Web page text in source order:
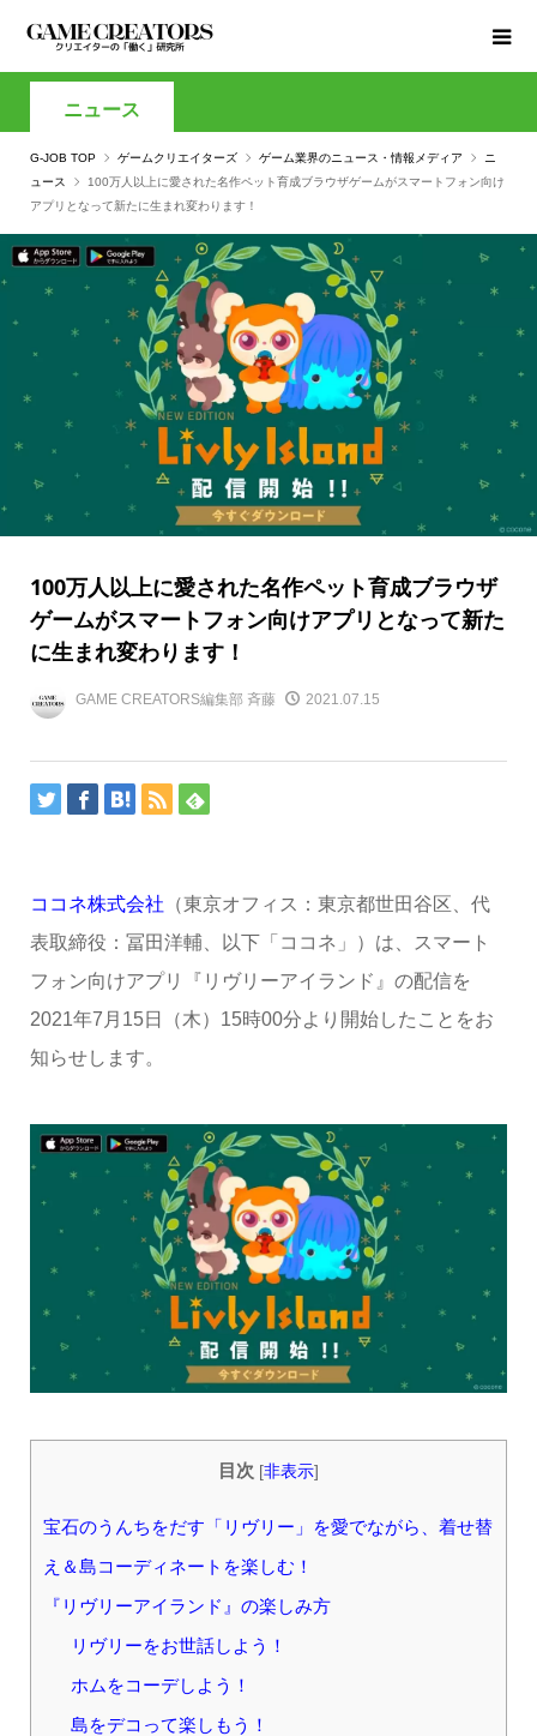
ニュース
G-JOB TOP ゲームクリエイターズ ゲーム業界のニュース・情報メディア
ニ
ュース
100万人以上に愛された名作ペット育成ブラウザゲームがスマートフォン向け
アプリとなって新たに生まれ変わります！
100万人以上に愛された名作ペット育成ブラウザ
ゲームがスマートフォン向けアプリとなって新た
に生まれ変わります！
GAME CREATORS編集部 斉藤 2021.07.15
ココネ株式会社 （東京オフィス：東京都世田谷区、代
表取締役：冨田洋輔、以下「ココネ」）は、スマート
フォン向けアプリ『リヴリーアイランド』の配信を
2021年7月15日（木）15時00分より開始したことをお
知らせします。
目次 [非表示]
宝石のうんちをだす「リヴリー」を愛でながら、着せ替
え＆島コーディネートを楽しむ！
『リヴリーアイランド』の楽しみ方
リヴリーをお世話しよう！
ホムをコーデしよう！
島をデコって楽しもう！